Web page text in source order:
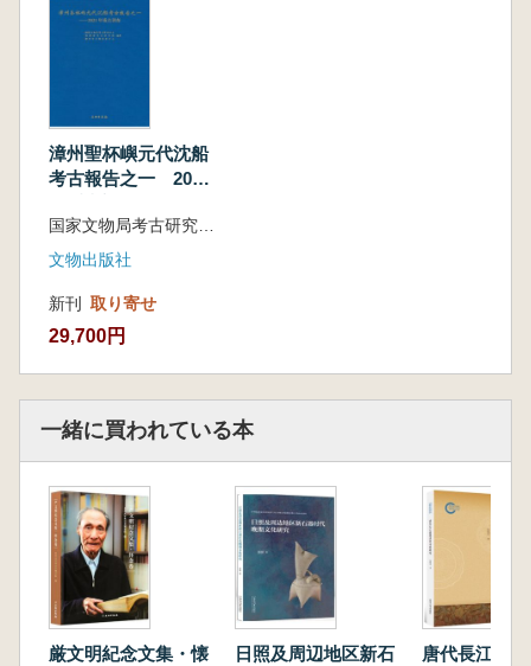
漳州聖杯嶼元代沈船
考古報告之一 2021
国家文物局考古研究中心 福建省考古研究院 漳州市文物保護中心 編著
文物出版社
新刊 取り寄せ
29,700円
一緒に買われている本
厳文明紀念文集・懐
日照及周辺地区新石
唐代長江流